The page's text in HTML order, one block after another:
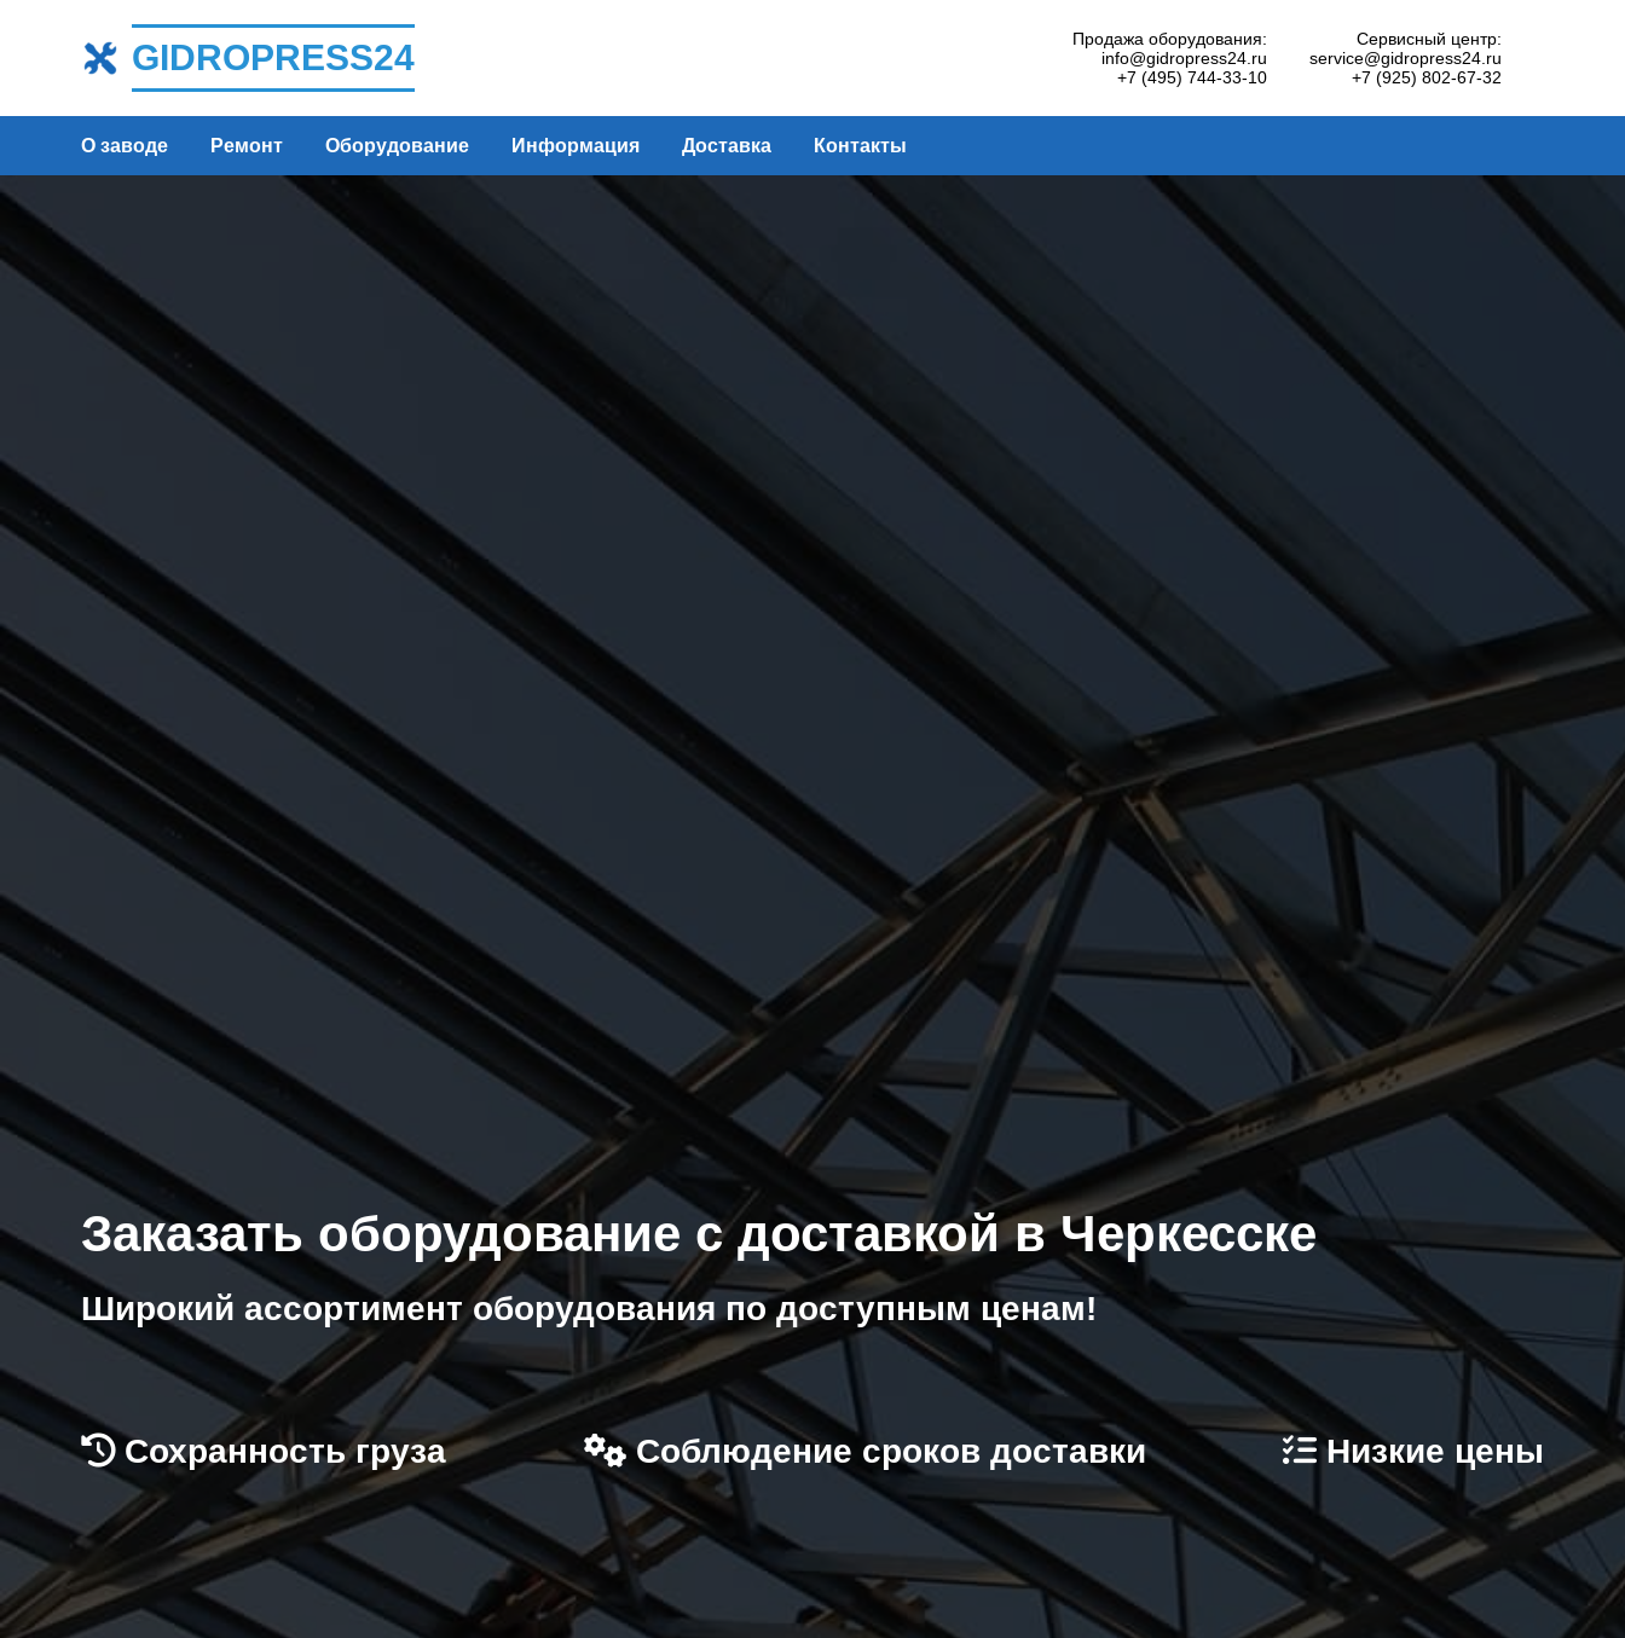
GIDROPRESS24
Продажа оборудования:
info@gidropress24.ru
+7 (495) 744-33-10
Сервисный центр:
service@gidropress24.ru
+7 (925) 802-67-32
О заводе Ремонт Оборудование Информация Доставка Контакты
Заказать оборудование с доставкой в Черкесске
Широкий ассортимент оборудования по доступным ценам!
Сохранность груза Соблюдение сроков доставки Низкие цены